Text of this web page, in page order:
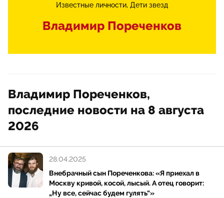
Известные личности Дети звезд
Владимир Пореченков
Владимир Пореченков,
последние новости на 8 августа
2026
Внебрачный сын Пореченкова: «Я приехал в
Москву кривой, косой, лысый. А отец говорит:
„Ну все, сейчас будем гулять“»
28.04.2025